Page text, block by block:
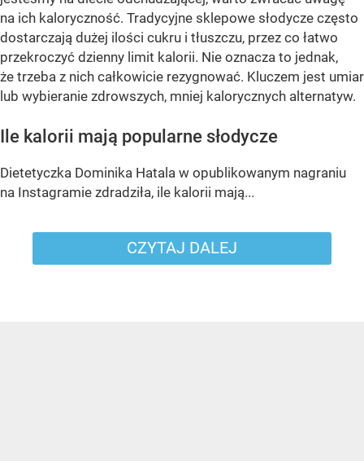
na ich kaloryczność. Tradycyjne sklepowe słodycze często
dostarczają dużej ilości cukru i tłuszczu, przez co łatwo
przekroczyć dzienny limit kalorii. Nie oznacza to jednak,
że trzeba z nich całkowicie rezygnować. Kluczem jest umiar
lub wybieranie zdrowszych, mniej kalorycznych alternatyw.
Ile kalorii mają popularne słodycze
Dietetyczka Dominika Hatala w opublikowanym nagraniu
na Instagramie zdradziła, ile kalorii mają...
CZYTAJ DALEJ